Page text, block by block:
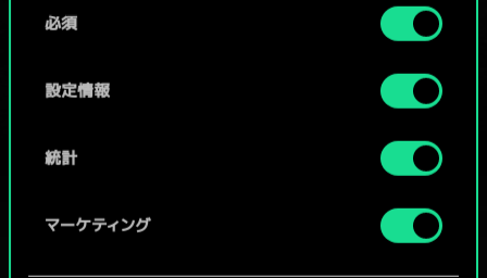
詳細は、下記の「設定」メニューでご確認ください。
必須
設定情報
統計
マーケティング